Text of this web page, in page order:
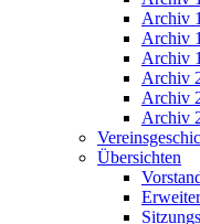
Archiv
Archiv
Archiv
Archiv
Archiv
Archiv
Übersichten